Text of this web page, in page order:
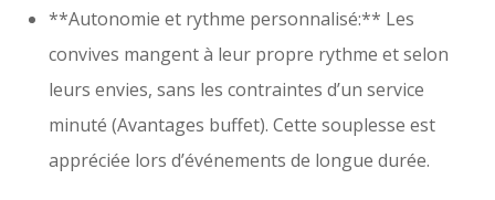
**Autonomie et rythme personnalisé:** Les
convives mangent à leur propre rythme et selon
leurs envies, sans les contraintes d’un service
minuté (Avantages buffet). Cette souplesse est
appréciée lors d’événements de longue durée.